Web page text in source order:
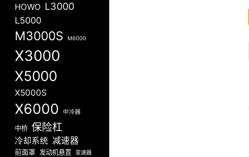
HOWO L3000
L5000
M3000S M6000
X3000
X5000
X5000S
X6000 中冷器
中桥 保险杠
冷却系统 减速器
前面罩 发动机悬置 变速器